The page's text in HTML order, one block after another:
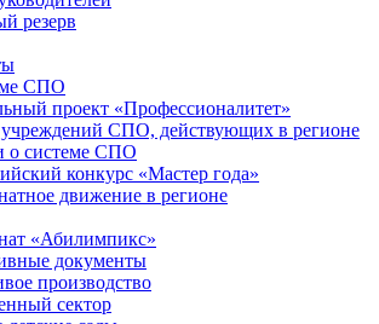
резерв
СПО
проект «Профессионалитет»
СПО, действующих в регионе
о системе СПО
конкурс «Мастер года»
движение в регионе
«Абилимпикс»
документы
производство
сектор